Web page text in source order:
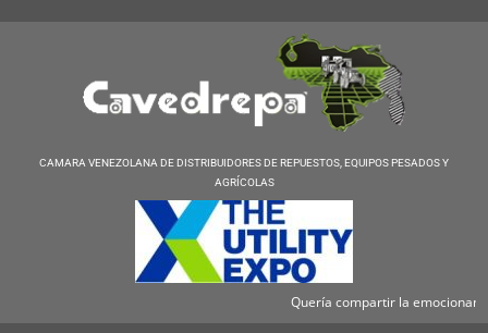
CAMARA VENEZOLANA DE DISTRIBUIDORES DE REPUESTOS, EQUIPOS PESADOS Y
AGRÍCOLAS
Quería compartir la